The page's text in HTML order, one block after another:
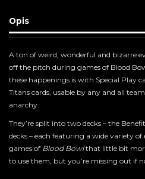
Opis
A ton of weird, wonderful and bizarre
off the pitch during games of Blood
these happenings is with Special Play
Titans cards, usable by any and all
anarchy.
They’re split into two decks – the
decks – each featuring a wide variety
games of Blood Bowlthat little bit
to use them, but you’re missing out if